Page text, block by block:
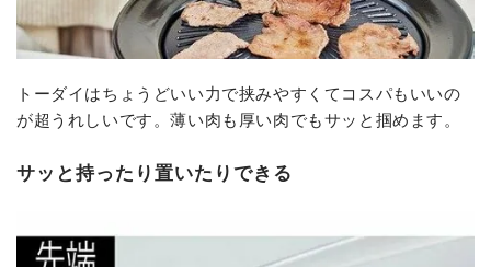
トーダイはちょうどいい力で挟みやすくてコスパもいいの
が超うれしいです。薄い肉も厚い肉でもサッと掴めます。
サッと持ったり置いたりできる